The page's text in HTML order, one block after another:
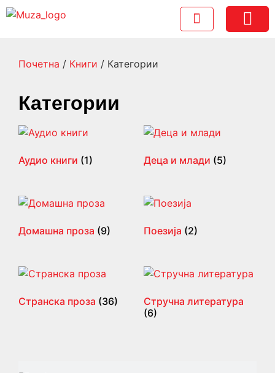
Почетна / Книги / Категории
Категории
Аудио книги (1) Деца и млади (5)
Домашна проза (9) Поезија (2)
Странска проза (36)
Стручна литература
(6)